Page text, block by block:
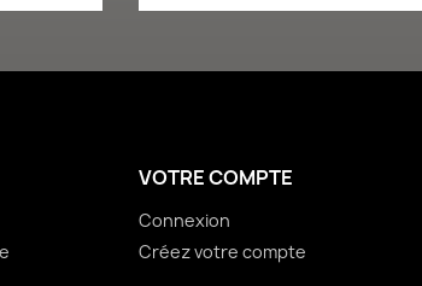
VOTRE COMPTE
Connexion
Créez votre compte